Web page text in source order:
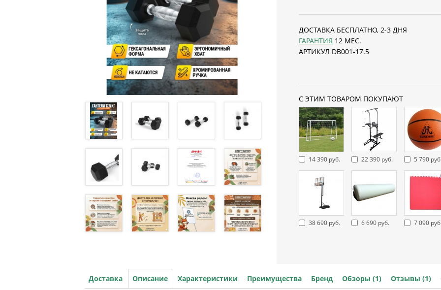
ДОСТАВКА БЕСПЛАТНО, 2-3 ДНЯ
ГАРАНТИЯ 12 МЕС.
АРТИКУЛ DB001-17.5
С ЭТИМ ТОВАРОМ ПОКУПАЮТ
14 390 руб. 22 390 руб. 5 790
38 690 руб. 6 690 руб. 7 090
Доставка Описание Характеристики Преимущества Бренд Обзоры (1) Отзывы (1)